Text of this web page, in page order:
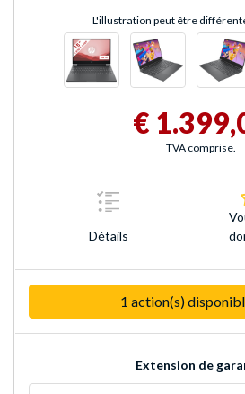
L'illustration peut être
€
TVA comprise.
Détails
1 action(s)
Extension de